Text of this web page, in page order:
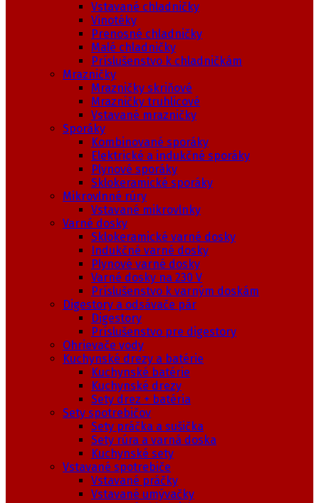
Vstavané chladničky
Vinotéky
Prenosné chladničky
Malé chladničky
Príslušenstvo k chladničkám
Mrazničky
Mrazničky skriňové
Mrazničky truhlicové
Vstavané mrazničky
Sporáky
Kombinované sporáky
Elektrické a indukčné sporáky
Plynové sporáky
Sklokeramické sporáky
Mikrovlnné rúry
Vstavané mikrovlnky
Varné dosky
Sklokeramické varné dosky
Indukčné varné dosky
Plynové varné dosky
Varné dosky na 230 V
Príslušenstvo k varným doskám
Digestory a odsávače pár
Digestory
Príslušenstvo pre digestory
Ohrievače vody
Kuchynské drezy a batérie
Kuchynské batérie
Kuchynské drezy
Sety drez + batéria
Sety spotrebičov
Sety práčka a sušička
Sety rúra a varná doska
Kuchynské sety
Vstavané spotrebiče
Vstavané práčky
Vstavané umývačky